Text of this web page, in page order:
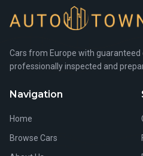
Cars from Europe with guaranteed
professionally inspected and
Navigation
Home
Browse Cars